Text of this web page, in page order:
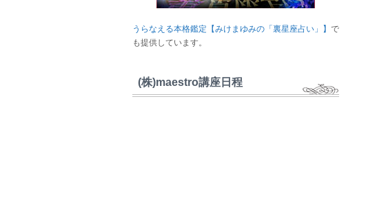
うらなえる本格鑑定【みけまゆみの「裏星座占い」】 で
も提供しています。
(株)maestro講座日程